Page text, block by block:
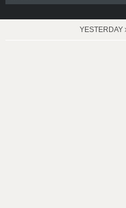
YESTERDAY